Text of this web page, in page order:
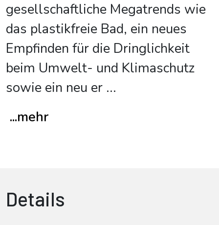
gesellschaftliche Megatrends wie
das plastikfreie Bad, ein neues
Empfinden für die Dringlichkeit
beim Umwelt- und Klimaschutz
sowie ein neu er ...
...mehr
Details